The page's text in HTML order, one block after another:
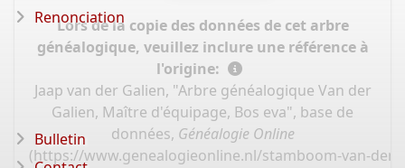
Lors de la copie des données de cet arbre
généalogique, veuillez inclure une référence à
l'origine:
Jaap van der Galien, "Arbre généalogique Van der
Galien, Maître d'équipage, Bos eva", base de
données, Généalogie Online
(https://www.genealogieonline.nl/stamboom-van-
Renonciation
Bulletin